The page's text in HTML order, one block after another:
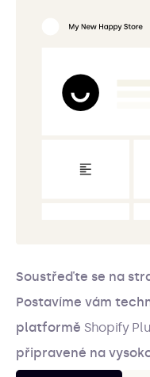
Soustřeďte se na
Postavíme vám
platformě Shopify
připravené na